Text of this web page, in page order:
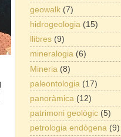
geowalk (7)
hidrogeologia (15)
llibres (9)
mineralogia (6)
Mineria (8)
paleontologia (17)
panoràmica (12)
patrimoni geològic (5)
petrologia endògena (9)